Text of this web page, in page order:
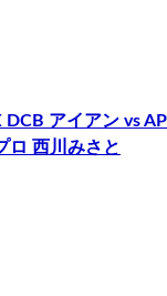
アイアン vs
ロ 西川みさと